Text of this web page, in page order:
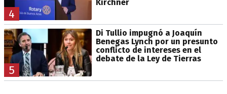
4
Kirchner
5
Di Tullio impugnó a Joaquín
Benegas Lynch por un presunto
conflicto de intereses en el
debate de la Ley de Tierras